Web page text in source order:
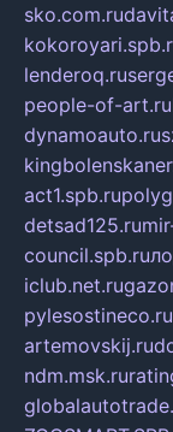
sko.com.ru
lenderoq.ru
people-of-art.ru
dynamoauto.ru
act1.spb.ru
detsad125.ru
council.spb.ru
iclub.net.ru
pylesostineco.ru
artemovskij.ru
ndm.msk.ru